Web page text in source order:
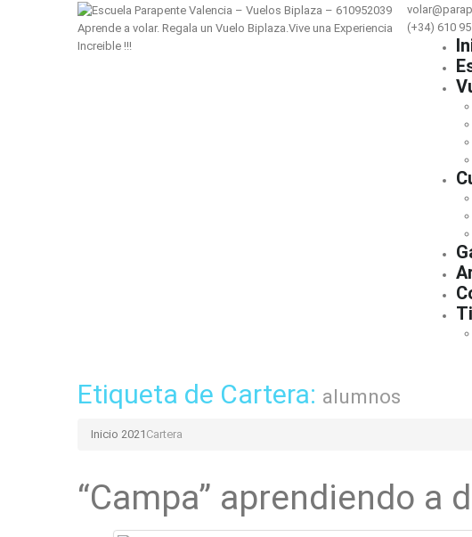
Aprende a volar. Regala un Vuelo Biplaza.Vive una Experiencia
Increible !!!
(+34) 610
Etiqueta de Cartera: alumnos
Inicio 2021 Cartera
“Campa” aprendiendo a